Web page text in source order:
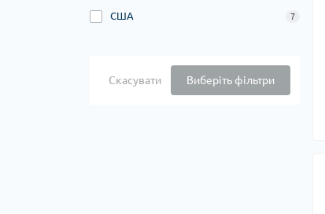
США 7
Скасувати Виберіть фільтри